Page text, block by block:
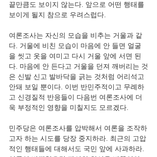
끝만큼도 보이지 않는다. 앞으로 어떤 행태를
보이게 될지 참으로 우려스럽다.
여론조사는 자신의 모습을 비추는 거울과 같
다. 거울에 비친 모습이 마음에 안 들면 얼굴
을 씻고 옷을 여미고 다시 거울 앞에 서면 된
다. 마음에 안 든다고 거울을 던져 깨버리는 것
은 신발 신고 발바닥을 긁는 것처럼 어리석고
안돼 보일 뿐이다. 이번 반민주적이고 무례하
고 신경질적 반응들이 다음번 여론조사에 더
욱 부정적인 영향을 미칠지도 모르겠다.
민주당은 여론조사를 압박해서 여론을 조작하
고자 하는 시도를 당장 중지하라. 최근의 고압
적인 행태들에 대해서도 국민 앞에 사과하라.